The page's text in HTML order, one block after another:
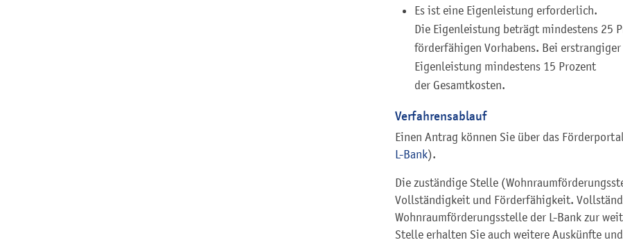
Es ist eine Eigenleistung erforderlich.
Die Eigenleistung beträgt mindestens 25
förderfähigen Vorhabens. Bei
Eigenleistung mindestens 15 Prozent
der Gesamtkosten.
Verfahrensablauf
Einen Antrag können Sie über das
L-Bank).
Die zuständige Stelle
Vollständigkeit und Förderfähigkeit.
Wohnraumförderungsstelle der L-Bank zur
Stelle erhalten Sie auch weitere Auskünfte